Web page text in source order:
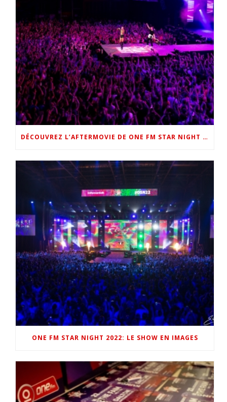
DÉCOUVREZ L’AFTERMOVIE DE ONE FM STAR NIGHT 2022 !
ONE FM STAR NIGHT 2022: LE SHOW EN IMAGES